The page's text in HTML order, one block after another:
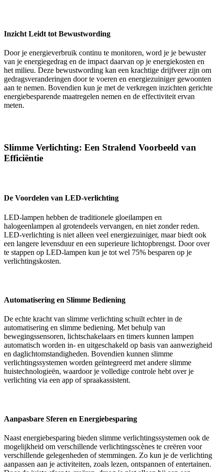
Inzicht Leidt tot Bewustwording
Door je energieverbruik continu te monitoren, word je je bewuster
van je energiegedrag en de impact daarvan op je energiekosten en
het milieu. Deze bewustwording kan een krachtige drijfveer zijn om
gedragsveranderingen door te voeren en energiezuiniger gewoonten
aan te nemen. Bovendien kun je met de verkregen inzichten gerichte
energiebesparende maatregelen nemen en de effectiviteit ervan
meten.
Slimme Verlichting: Een Stralend Voorbeeld van
Efficiëntie
De Voordelen van LED-verlichting
LED-lampen hebben de traditionele gloeilampen en
halogeenlampen al grotendeels vervangen, en niet zonder reden.
LED-verlichting is niet alleen veel energiezuiniger, maar biedt ook
een langere levensduur en een superieure lichtopbrengst. Door over
te stappen op LED-lampen kun je tot wel 75% besparen op je
verlichtingskosten.
Automatisering en Slimme Bediening
De echte kracht van slimme verlichting schuilt echter in de
automatisering en slimme bediening. Met behulp van
bewegingssensoren, lichtschakelaars en timers kunnen lampen
automatisch worden in- en uitgeschakeld op basis van aanwezigheid
en daglichtomstandigheden. Bovendien kunnen slimme
verlichtingssystemen worden geïntegreerd met andere slimme
huistechnologieën, waardoor je volledige controle hebt over je
verlichting via een app of spraakassistent.
Aanpasbare Sferen en Energiebesparing
Naast energiebesparing bieden slimme verlichtingssystemen ook de
mogelijkheid om verschillende verlichtingsscènes te creëren voor
verschillende gelegenheden of stemmingen. Zo kun je de verlichting
aanpassen aan je activiteiten, zoals lezen, ontspannen of entertainen.